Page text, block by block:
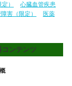
）
心臓血管疾患
害（限定）
医薬
コンテンツ